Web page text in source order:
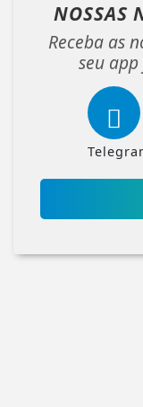
NOSSAS
Receba as
seu